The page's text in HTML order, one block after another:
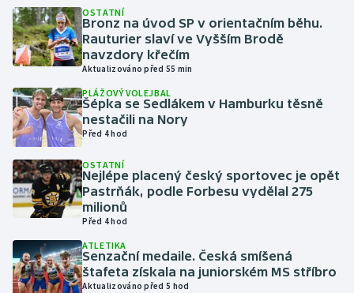
Golf
Gymnastika
Házená
Jezdectví
Judo
Krasobruslení
Lezení
OSTATNÍ
Bronz na úvod SP v orientačním běhu.
Rauturier slaví ve Vyšším Brodě
navzdory křečím
Aktualizováno před 55 min
PLÁŽOVÝ VOLEJBAL
Šépka se Sedlákem v Hamburku těsně
nestačili na Nory
Před 4 hod
OSTATNÍ
Nejlépe placený český sportovec je opět
Pastrňák, podle Forbesu vydělal 275
milionů
Před 4 hod
ATLETIKA
Senzační medaile. Česká smíšená
štafeta získala na juniorském MS stříbro
Aktualizováno před 5 hod